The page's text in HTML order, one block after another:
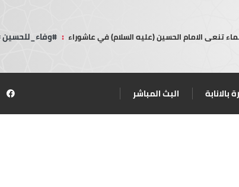
تنعى الامام الحسين (عليه السلام) في عاشوراء :
بالانابة البث المباشر